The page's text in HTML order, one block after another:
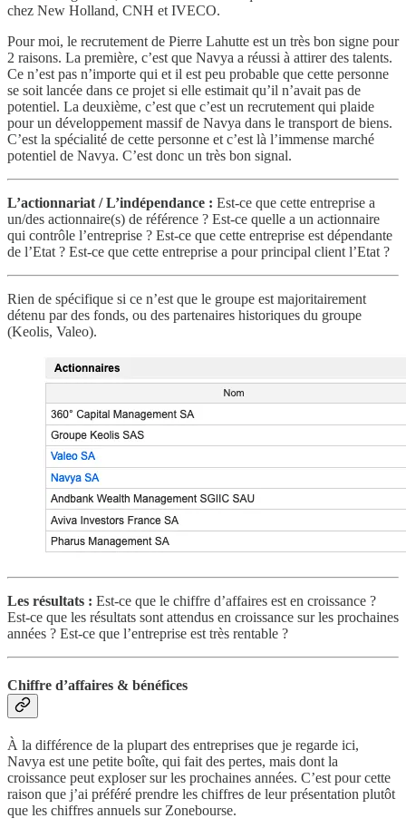
chez New Holland, CNH et IVECO.
Pour moi, le recrutement de Pierre Lahutte est un très bon signe pour
2 raisons. La première, c’est que Navya a réussi à attirer des talents.
Ce n’est pas n’importe qui et il est peu probable que cette personne
se soit lancée dans ce projet si elle estimait qu’il n’avait pas de
potentiel. La deuxième, c’est que c’est un recrutement qui plaide
pour un développement massif de Navya dans le transport de biens.
C’est la spécialité de cette personne et c’est là l’immense marché
potentiel de Navya. C’est donc un très bon signal.
L’actionnariat / L’indépendance : Est-ce que cette entreprise a
un/des actionnaire(s) de référence ? Est-ce quelle a un actionnaire
qui contrôle l’entreprise ? Est-ce que cette entreprise est dépendante
de l’Etat ? Est-ce que cette entreprise a pour principal client l’Etat ?
Rien de spécifique si ce n’est que le groupe est majoritairement
détenu par des fonds, ou des partenaires historiques du groupe
(Keolis, Valeo).
Les résultats : Est-ce que le chiffre d’affaires est en croissance ?
Est-ce que les résultats sont attendus en croissance sur les prochaines
années ? Est-ce que l’entreprise est très rentable ?
Chiffre d’affaires & bénéfices
À la différence de la plupart des entreprises que je regarde ici,
Navya est une petite boîte, qui fait des pertes, mais dont la
croissance peut exploser sur les prochaines années. C’est pour cette
raison que j’ai préféré prendre les chiffres de leur présentation plutôt
que les chiffres annuels sur Zonebourse.